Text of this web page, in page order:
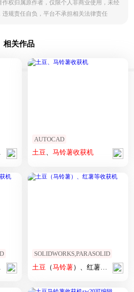
权归属原作者，仅限个人非商业使用，未经
规责任自负，平台不承担相关法律责任
相关作品
AUTOCAD
土豆、 马铃薯收获机
收获机
SOLIDWORKS,PARASOLID
土豆（马铃薯）、红薯等 收获机